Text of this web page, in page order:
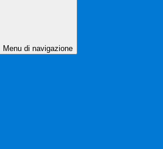
Menu di navigazione